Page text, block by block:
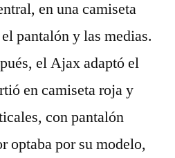
en una camiseta
pantalón y las medias.
el Ajax adaptó el
en camiseta roja y
con pantalón
optaba por su modelo,